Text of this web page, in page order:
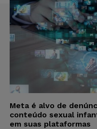
Meta é alvo de
conteúdo sexual
em suas plataformas